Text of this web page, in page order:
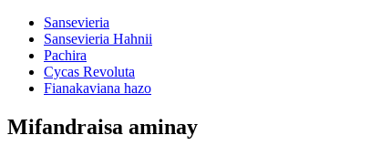
Sansevieria
Sansevieria Hahnii
Pachira
Cycas Revoluta
Fianakaviana hazo
Mifandraisa aminay